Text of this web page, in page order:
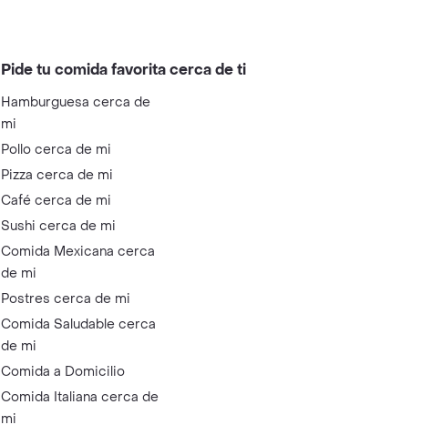
Pide tu comida favorita cerca de ti
Hamburguesa cerca de
mi
Pollo cerca de mi
Pizza cerca de mi
Café cerca de mi
Sushi cerca de mi
Comida Mexicana cerca
de mi
Postres cerca de mi
Comida Saludable cerca
de mi
Comida a Domicilio
Comida Italiana cerca de
mi